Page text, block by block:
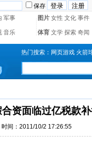
保存
军事 图片 女性 文化 事件
音乐 体育 文学 探索 奇闻
热门搜索： 网页游戏 火箭
资面临过亿税款
时间：2011/10/2 17:26:55